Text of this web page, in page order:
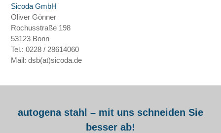
Sicoda GmbH
Oliver Gönner
Rochusstraße 198
53123 Bonn
Tel.: 0228 / 28614060
Mail: dsb(at)sicoda.de
autogena stahl – mit uns schneiden Sie
besser ab!